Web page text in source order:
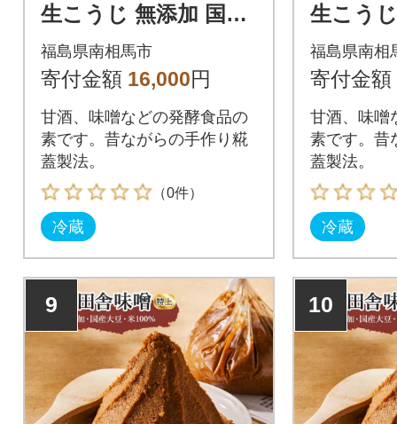
生こうじ 無添加 国産
甘酒 若松味噌醤油店 a
c004-ab
福島県南相馬市
寄付金額 16,000円
甘酒、味噌などの発酵食品の
素です。昔ながらの手作り糀
蓋製法。
（0件）
冷蔵
生こう
甘酒 若
c004-ac
福島県南相
寄付金額
甘酒、味噌
素です。昔
蓋製法。
冷蔵
9 10